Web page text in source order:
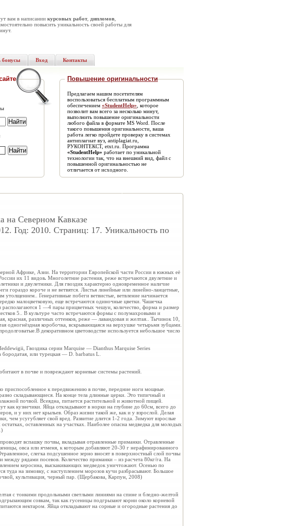
вам в написании курсовых работ, дипломов
повысить уникальность своей работы для
бонусы Вход Контакты
Повышение оригинальности
Предлагаем нашим посетителям
воспользоваться бесплатным программным
обеспечением «StudentHelp» , которое
позволит вам всего за несколько минут,
выполнить повышение оригинальности
любого файла в формате MS Word. После
такого повышения оригинальности, ваша
работа легко пройдете проверку в системах
антиплагиат вуз, antiplagiat.ru,
РУКОНТЕКСТ, etxt.ru. Программа
«StudentHelp» работает по уникальной
технологии так, что на внешний вид, файл с
повышенной оригинальностью не
отличается от исходного.
на Северном Кавказе
Год: 2010. Страниц: 17. Уникальность по
Африке, Азии. На территории Европейской части России в южных её
их 11 видов. Многолетние растения, реже встречаются двулетние и
и двулетники. Для гвоздик характерно одновременное наличие
гораздо короче и не ветвятся. Листья линейные или линейно-ланцетные,
Генеративные побеги ветвистые, ветвление начинается
малоцветковую, еще встречаются одиночные цветки. Чашечка
располагаются 1 —4 пары прицветных чешуи, количество, форма и размер
5.. В культуре часто встречаются формы с полумахровыми и
красная, различных оттенков, реже — лавандовая и желтая.. Тычинок 10,
одногнёздная коробочка, вскрывающаяся на верхушке четырьмя зубцами.
декоративном цветоводстве используется небольшое число
Гвоздика серии Marquise — Dianthus Marquise Series
или турецкая — D. barbatus L.
в почве и повреждают корневые системы растений.
приспособленное к передвижению в почве, передние ноги мощные.
складывающиеся. На конце тела длинные церки. Это типичный и
почвой. Всеядна, питается растительной и животной пищей.
как кузнечики. Яйца откладывают в норки на глубине до 60см, всего до
и у них нет крыльев. Образ жизни такой же, как и у взрослой. Делая
чем усугубляет свой вред. Развитие длится 1-2 года. Зимуют взрослые
оставленных на участках. Наиболее опасна медведка для молодых
вспашку почвы, вкладывая отравленные приманки. Отравленные
овса или ячменя, к которым добавляют 20-30 г нерафинированного
слегка подсушенное зерно вносят в поверхностный слой почвы
между рядами посевов. Количество приманки – из расчета 80кг/га. На
керосина, выскакивающих медведок уничтожают. Осенью по
туда на зимовку, с наступлением морозов кучи разбрасывают. Большое
культивация, черный пар. (Щербакова, Карпун, 2008)
с тонкими продольными светлыми линиями на спине и бледно-желтой
совкам, так как гусеницы подгрызают корни около корневой
нектаром. Яйца откладывают на сорные и огородные растения до